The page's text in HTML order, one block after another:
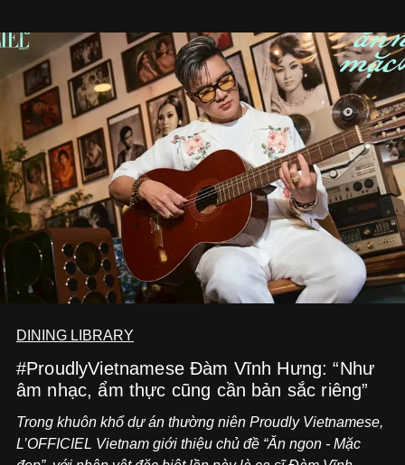
mang đến niềm vui cho thực khách.
DINING LIBRARY
#ProudlyVietnamese Đàm Vĩnh Hưng: “Như
âm nhạc, ẩm thực cũng cần bản sắc riêng”
Trong khuôn khổ dự án thường niên Proudly Vietnamese,
L’OFFICIEL Vietnam giới thiệu chủ đề “Ăn ngon - Mặc